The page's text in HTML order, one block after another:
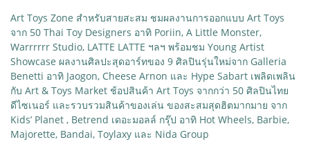
Art Toys Zone สำหรับสายสะสม ชมผลงานการออกแบบ Art Toys
จาก 50 Thai Toy Designers อาทิ Poriin, A Little Monster,
Warrrrrr Studio, LATTE LATTE ฯลฯ พร้อมชม Young Artist
Showcase ผลงานศิลปะสุดอาร์ทของ 9 ศิลปินรุ่นใหม่จาก Galleria
Benetti อาทิ Jaogon, Cheese Arnon และ Hype Sabart เพลิดเพลิน
กับ Art & Toys Market ช้อปสินค้า Art Toys จากกว่า 50 ศิลปินไทย
ดีไซเนอร์ และรวบรวมสินค้าของเล่น ของสะสมสุดฮิตมากมาย จาก
Kids’ Planet , Betrend เดอะมอลล์ กรุ๊ป อาทิ Hot Wheels, Barbie,
Majorette, Bandai, Toylaxy และ Nida Group